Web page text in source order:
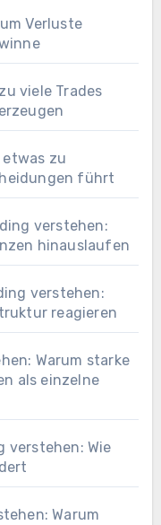
Verluste
viele Trades
etwas zu
führt
verstehen:
hinauslaufen
verstehen:
reagieren
Warum starke
als einzelne
verstehen: Wie
Warum